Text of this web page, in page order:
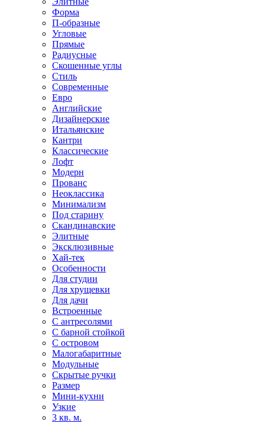
Форма
П-образные
Угловые
Прямые
Радиусные
Скошенные углы
Стиль
Современные
Евро
Английские
Дизайнерские
Итальянские
Кантри
Классические
Лофт
Модерн
Прованс
Неоклассика
Минимализм
Под старину
Скандинавские
Элитные
Эксклюзивные
Хай-тек
Особенности
Для студии
Для хрущевки
Для дачи
Встроенные
С антресолями
С барной стойкой
С островом
Малогабаритные
Модульные
Скрытые ручки
Размер
Мини-кухни
Узкие
3 кв. м.